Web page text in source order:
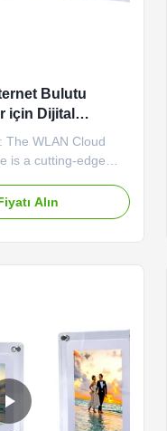
Bulutu
için Dijital
The WLAN Cloud
is a cutting-edge
our favorite
product,
Alın